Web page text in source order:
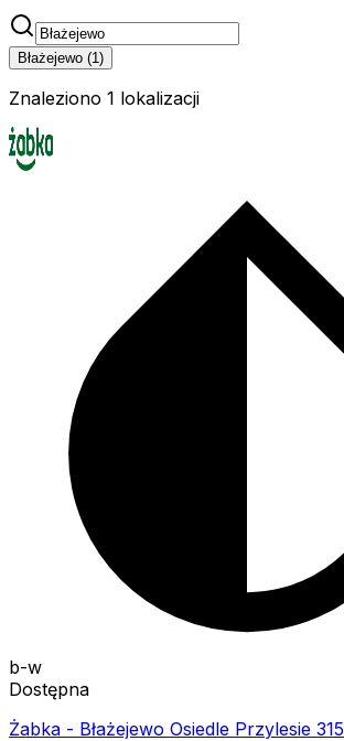
Błażejewo (1)
Znaleziono 1 lokalizacji
b-w
Dostępna
Żabka - Błażejewo Osiedle Przylesie 315